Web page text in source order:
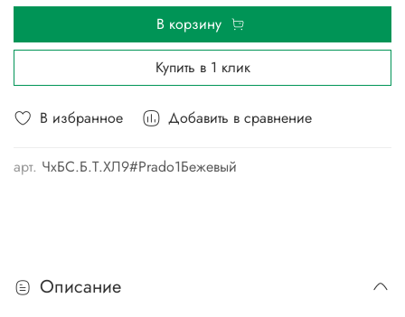
В избранное Добавить в сравнение
арт. ЧхБС.Б.Т.ХЛ9#Prado1Бежевый
В корзину
Купить в 1 клик
Описание